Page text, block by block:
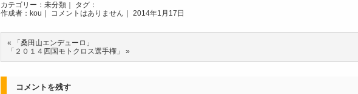
カテゴリー： 未分類 ｜ タグ：
作成者：kou｜ コメントはありません ｜ 2014年1月17日
«
「桑田山エンデューロ」
「２０１４四国モトクロス選手権」
»
コメントを残す